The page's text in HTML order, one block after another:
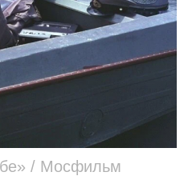
/ Мосфильм